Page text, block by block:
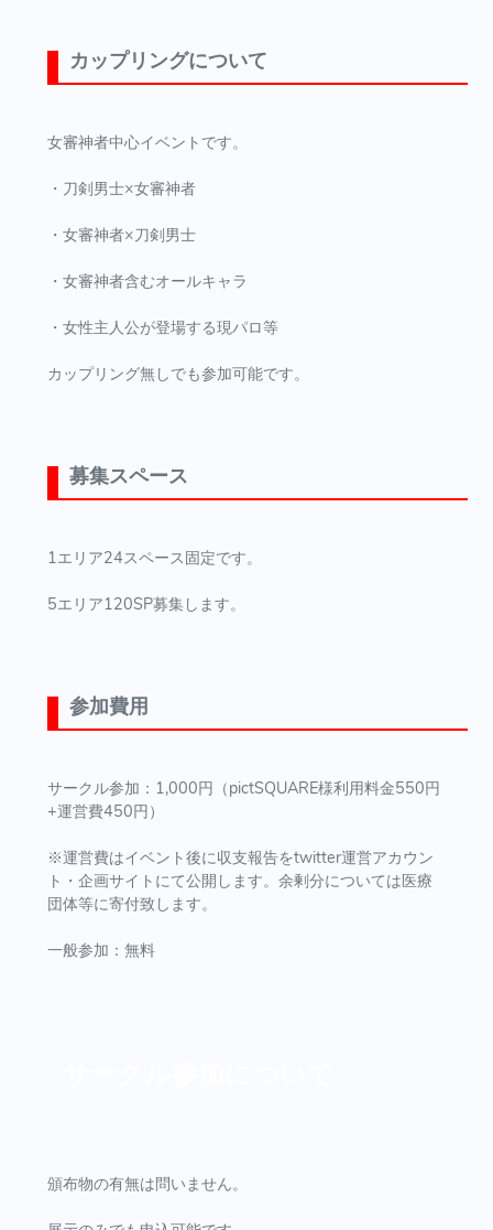
カップリングについて
女審神者中心イベントです。
・刀剣男士×女審神者
・女審神者×刀剣男士
・女審神者含むオールキャラ
・女性主人公が登場する現パロ等
カップリング無しでも参加可能です。
募集スペース
1エリア24スペース固定です。
5エリア120SP募集します。
参加費用
サークル参加：1,000円（pictSQUARE様利用料金550円
+運営費450円）
※運営費はイベント後に収支報告をtwitter運営アカウン
ト・企画サイトにて公開します。余剰分については医療
団体等に寄付致します。
一般参加：無料
頒布物の有無は問いません。